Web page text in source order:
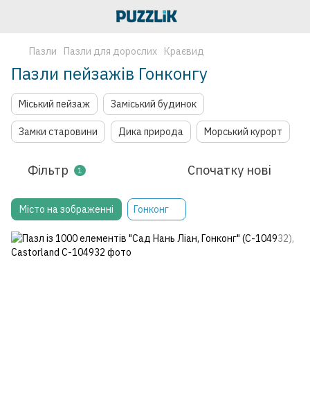
Пазли Пазли для дорослих Краєвид
Пазли пейзажів Гонконгу
Міський пейзаж Заміський будинок
Замки старовини Дика природа Морський курорт
Фільтр 1 Спочатку нові
Місто на зображенні Гонконг